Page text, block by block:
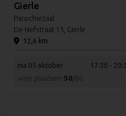
Gierle
Parochiezaal
De Nefstraat 15, Gierle
12,6 km
ma 05 oktober
17:30 -
vrije plaatsen: 50/60